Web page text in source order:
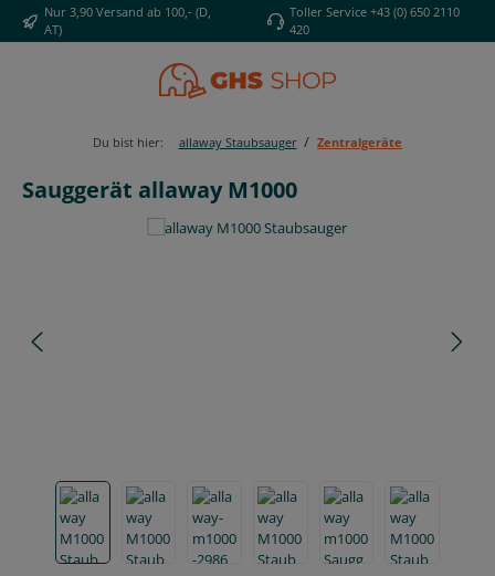
Zum Hauptinhalt springen
Nur 3,90 Versand ab 100,- (D,
AT)
Toller Service +43 (0) 650 2110
420
Du bist hier: allaway Staubsauger / Zentralgeräte
Sauggerät allaway M1000
Bildergalerie überspringen